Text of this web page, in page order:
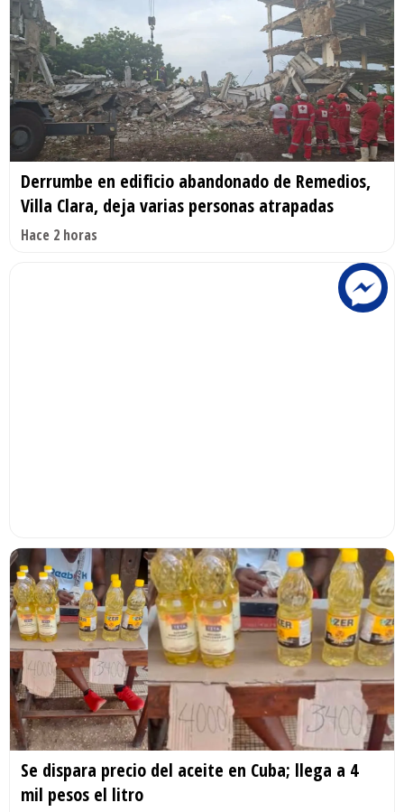
Derrumbe en edificio abandonado de Remedios,
Villa Clara, deja varias personas atrapadas
Hace 2 horas
Se dispara precio del aceite en Cuba; llega a 4
mil pesos el litro